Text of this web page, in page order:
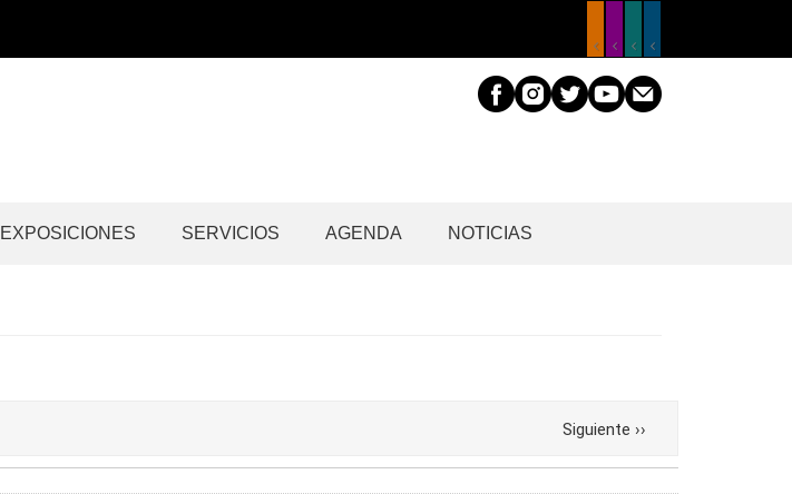
EXPOSICIONES SERVICIOS AGENDA NOTICIAS
Siguiente ››